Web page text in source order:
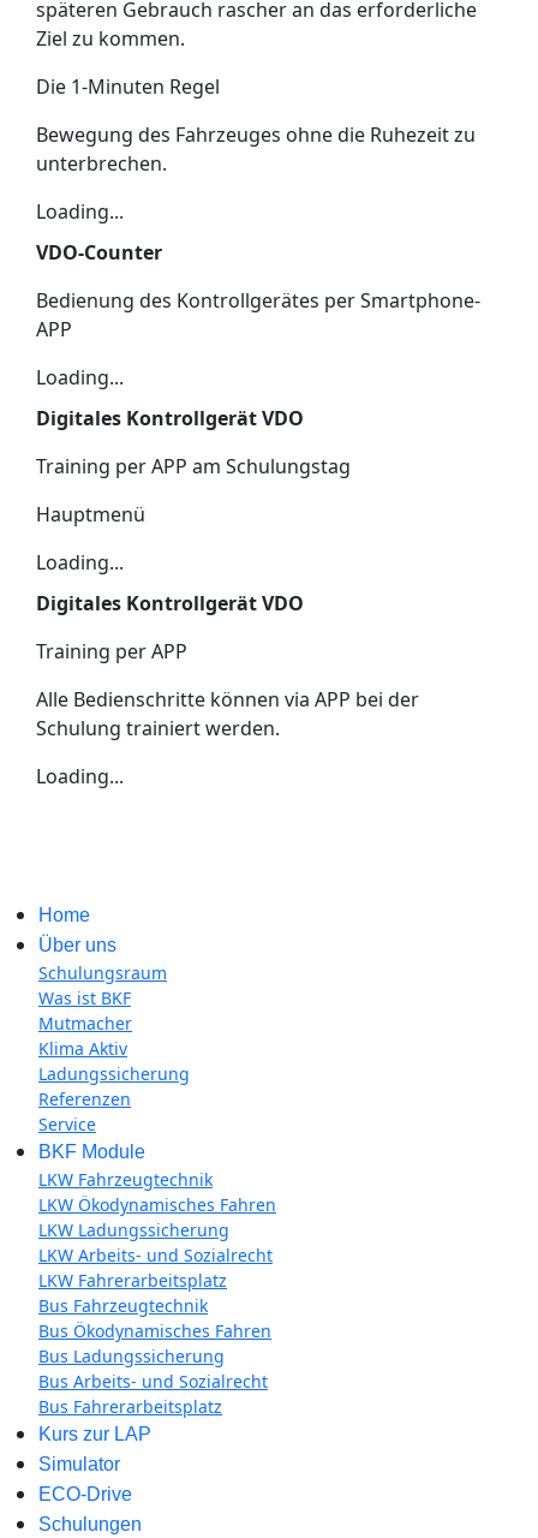
späteren Gebrauch rascher an das erforderliche
Ziel zu kommen.
Die 1-Minuten Regel
Bewegung des Fahrzeuges ohne die Ruhezeit zu
unterbrechen.
Loading...
VDO-Counter
Bedienung des Kontrollgerätes per Smartphone-
APP
Loading...
Digitales Kontrollgerät VDO
Training per APP am Schulungstag
Hauptmenü
Loading...
Digitales Kontrollgerät VDO
Training per APP
Alle Bedienschritte können via APP bei der
Schulung trainiert werden.
Loading...
Home
Über uns
Schulungsraum
Was ist BKF
Mutmacher
Klima Aktiv
Ladungssicherung
Referenzen
Service
BKF Module
LKW Fahrzeugtechnik
LKW Ökodynamisches Fahren
LKW Ladungssicherung
LKW Arbeits- und Sozialrecht
LKW Fahrerarbeitsplatz
Bus Fahrzeugtechnik
Bus Ökodynamisches Fahren
Bus Ladungssicherung
Bus Arbeits- und Sozialrecht
Bus Fahrerarbeitsplatz
Kurs zur LAP
Simulator
ECO-Drive
Schulungen